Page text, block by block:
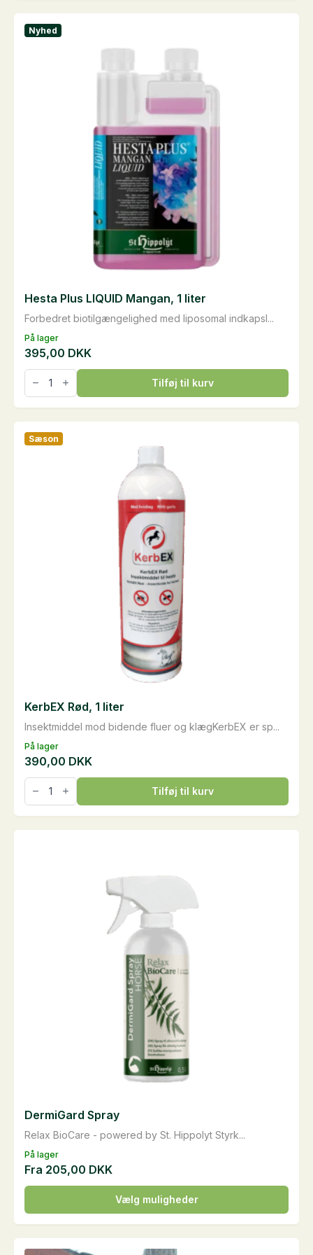
liter
antal
På lager
Nyhed
Forbedret biotilgængelighed med liposomal indkapsl...
Hesta Plus LIQUID Mangan, 1 liter
395,00 DKK
Hesta
Plus
LIQUID
Mangan,
liter
antal
Tilføj til kurv
På lager
Sæson
Insektmiddel mod bidende fluer og klægKerbEX er sp...
KerbEX Rød, 1 liter
390,00 DKK
KerbEX
Rød,
1
liter
Tilføj til kurv
På lager
Relax BioCare - powered by St. Hippolyt Styrk...
DermiGard Spray
Fra 205,00 DKK
Vælg muligheder
Dette
vare
har
flere